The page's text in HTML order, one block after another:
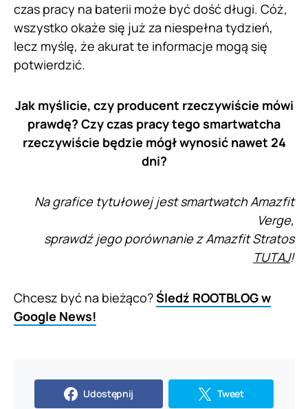
czas pracy na baterii może być dość długi. Cóż,
wszystko okaże się już za niespełna tydzień,
lecz myślę, że akurat te informacje mogą się
potwierdzić.
Jak myślicie, czy producent rzeczywiście mówi
prawdę? Czy czas pracy tego smartwatcha
rzeczywiście będzie mógł wynosić nawet 24
dni?
Na grafice tytułowej jest smartwatch Amazfit
Verge,
sprawdź jego porównanie z Amazfit Stratos
TUTAJ!
Chcesz być na bieżąco?Śledź ROOTBLOG w
Google News!
Udostępnij Tweet